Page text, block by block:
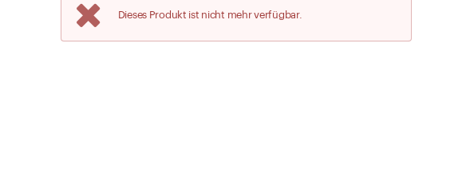
Dieses Produkt ist nicht mehr verfügbar.